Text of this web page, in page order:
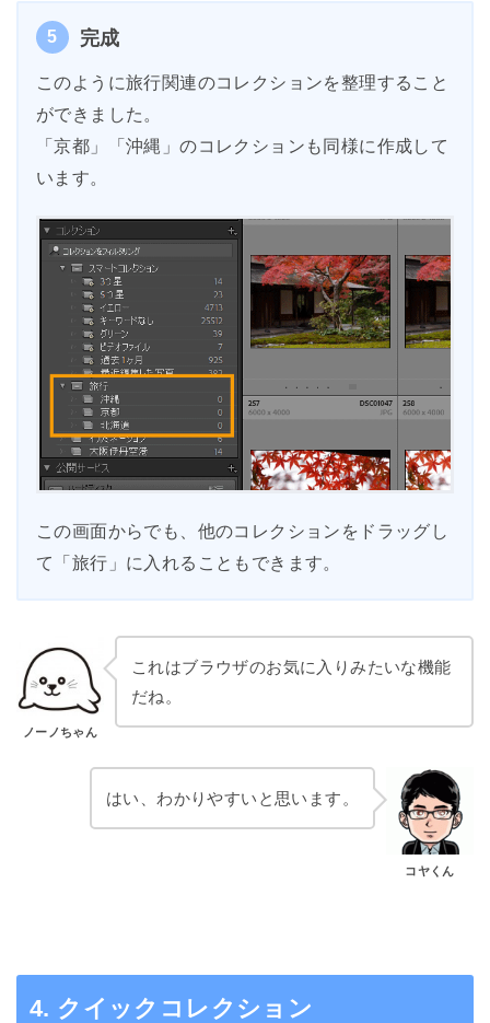
5 完成
このように旅行関連のコレクションを整理すること
ができました。
「京都」「沖縄」のコレクションも同様に作成して
います。
この画面からでも、他のコレクションをドラッグし
て「旅行」に入れることもできます。
ノーノちゃん
これはブラウザのお気に入りみたいな機能
だね。
はい、わかりやすいと思います。
コヤくん
4. クイックコレクション